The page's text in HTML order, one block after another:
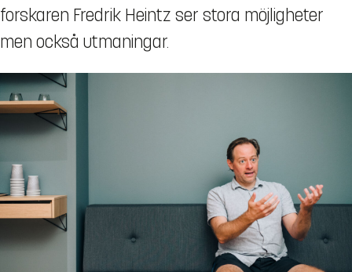
forskaren Fredrik Heintz ser stora möjligheter
men också utmaningar.